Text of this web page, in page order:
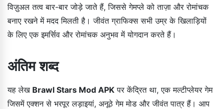
विज़ुअल तत्व बार-बार जोड़े जाते हैं, जिससे गेमप्ले को ताज़ा और रोमांचक
बनाए रखने में मदद मिलती है। जीवंत ग्राफिक्स सभी उम्र के खिलाड़ियों
के लिए एक इमर्सिव और रोमांचक अनुभव में योगदान करते हैं।
अंतिम शब्द
यह लेख Brawl Stars Mod APK पर केंद्रित था, एक मल्टीप्लेयर गेम
जिसमें एक्शन से भरपूर लड़ाइयां, अनूठे गेम मोड और जीवंत पात्र हैं। आप